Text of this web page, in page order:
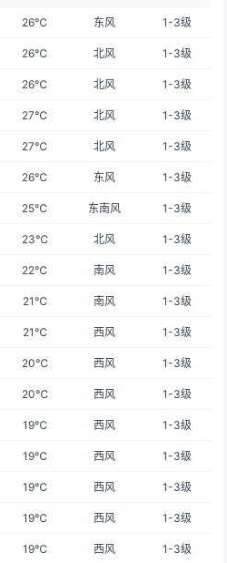
26℃ 东风 1-3级
26℃ 北风 1-3级
26℃ 北风 1-3级
27℃ 北风 1-3级
27℃ 北风 1-3级
26℃ 东风 1-3级
25℃ 东南风 1-3级
23℃ 北风 1-3级
22℃ 南风 1-3级
21℃ 南风 1-3级
21℃ 西风 1-3级
20℃ 西风 1-3级
20℃ 西风 1-3级
19℃ 西风 1-3级
19℃ 西风 1-3级
19℃ 西风 1-3级
19℃ 西风 1-3级
19℃ 西风 1-3级